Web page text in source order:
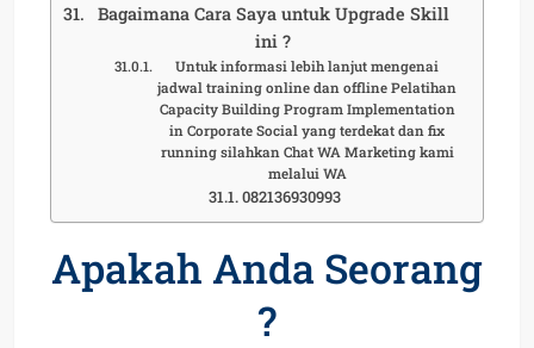
Bagaimana Cara Saya untuk Upgrade Skill
ini ?
Untuk informasi lebih lanjut mengenai
jadwal training online dan offline Pelatihan
Capacity Building Program Implementation
in Corporate Social yang terdekat dan fix
running silahkan Chat WA Marketing kami
melalui WA
082136930993
Apakah Anda Seorang
?